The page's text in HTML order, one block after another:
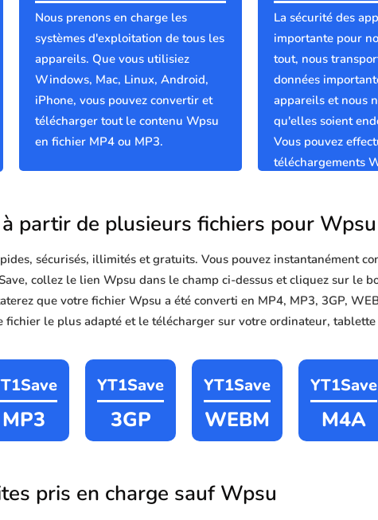
Nous prenons en charge les
systèmes d'exploitation de tous les
appareils. Que vous utilisiez
Windows, Mac, Linux, Android,
iPhone, vous pouvez convertir et
télécharger tout le contenu Wpsu
en fichier MP4 ou MP3.
La sécurité des
importante pour
tout, nous
données
appareils et nous
qu'elles soient
Vous pouvez
téléchargements
partir de plusieurs fichiers pour Wpsu
sécurisés, illimités et gratuits. Vous pouvez instantanément
collez le lien Wpsu dans le champ ci-dessus et cliquez sur le
que votre fichier Wpsu a été converti en MP4, MP3, 3GP,
fichier le plus adapté et le télécharger sur votre ordinateur,
MP3
YT1Save
3GP
YT1Save
WEBM
YT1Save
M4A
pris en charge sauf Wpsu